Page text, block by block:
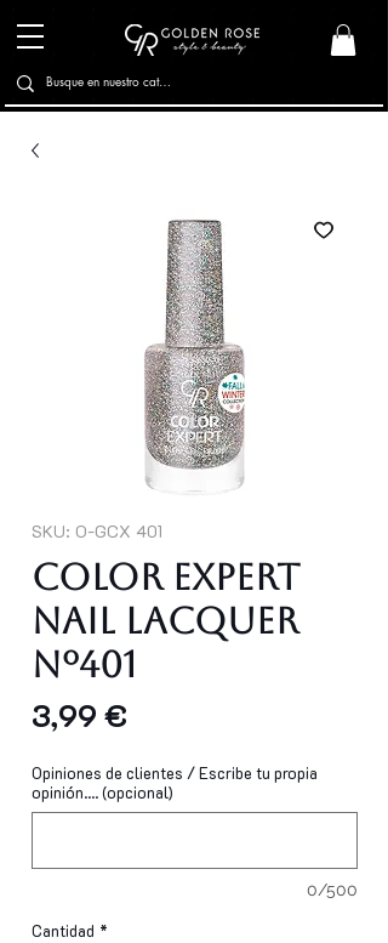
SKU: O-GCX 401
Color Expert
Nail Lacquer
Nº401
3,99 €
Opiniones de clientes / Escribe tu propia
opinión.... (opcional)
0/500
Cantidad *